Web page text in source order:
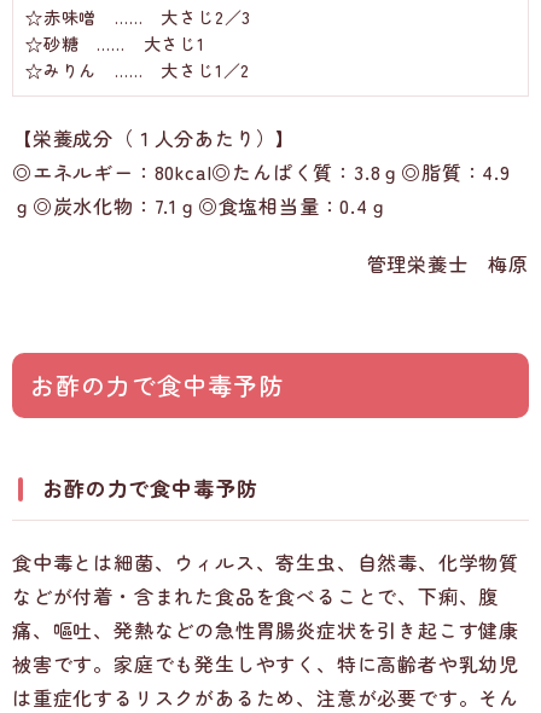
☆赤味噌 …… 大さじ2／3
☆砂糖 …… 大さじ1
☆みりん …… 大さじ1／2
【栄養成分（１人分あたり）】
◎エネルギー：80kcal◎たんぱく質：3.8ｇ◎脂質：4.9
ｇ◎炭水化物：7.1ｇ◎食塩相当量：0.4ｇ
管理栄養士 梅原
お酢の力で食中毒予防
お酢の力で食中毒予防
食中毒とは細菌、ウィルス、寄生虫、自然毒、化学物質
などが付着・含まれた食品を食べることで、下痢、腹
痛、嘔吐、発熱などの急性胃腸炎症状を引き起こす健康
被害です。家庭でも発生しやすく、特に高齢者や乳幼児
は重症化するリスクがあるため、注意が必要です。そん